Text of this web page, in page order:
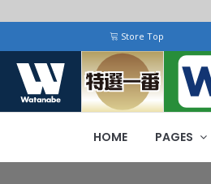
Store Top
HOME PAGES